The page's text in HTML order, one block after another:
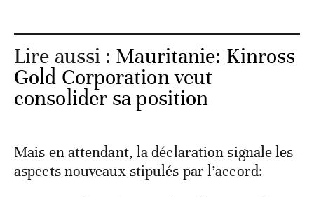
Lire aussi : Mauritanie: Kinross
Gold Corporation veut
consolider sa position
Mais en attendant, la déclaration signale les
aspects nouveaux stipulés par l’accord: